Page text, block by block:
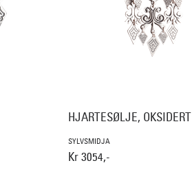
HJARTESØLJE, OKSIDERT
SYLVSMIDJA
Kr 3054,-